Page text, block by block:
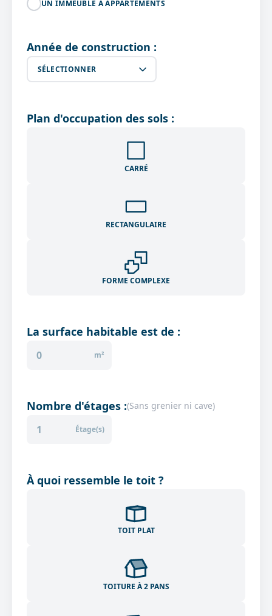
UN IMMEUBLE À APPARTEMENTS
Année de construction :
SÉLECTIONNER
Plan d'occupation des sols :
CARRÉ
RECTANGULAIRE
FORME COMPLEXE
La surface habitable est de :
m²
Nombre d'étages :(Sans grenier ni cave)
Étage(s)
À quoi ressemble le toit ?
TOIT PLAT
TOITURE À 2 PANS